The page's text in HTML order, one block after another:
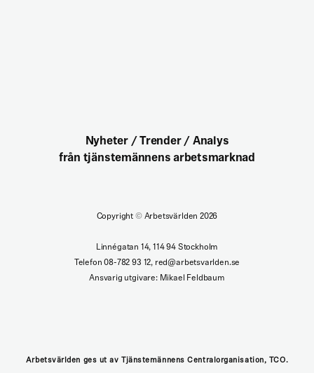
Nyheter / Trender / Analys
från tjänstemännens arbetsmarknad
Copyright ©Arbetsvärlden 2026
Linnégatan 14, 114 94 Stockholm
Telefon 08-782 93 12, red@arbetsvarlden.se
Ansvarig utgivare: Mikael Feldbaum
Arbetsvärlden ges ut av Tjänstemännens Centralorganisation, TCO.